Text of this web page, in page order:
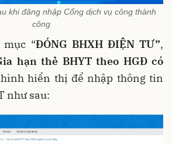
khi đăng nhập Cổng dịch vụ công thành
công
mục “ĐÓNG BHXH ĐIỆN TƯ”,
hạn thẻ BHYT theo HGĐ có
hiển thị để nhập thông tin
như sau: